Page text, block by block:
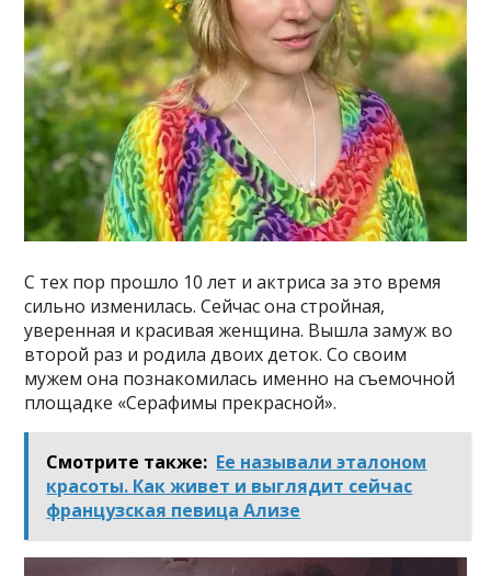
С тех пор прошло 10 лет и актриса за это время
сильно изменилась. Сейчас она стройная,
уверенная и красивая женщина. Вышла замуж во
второй раз и родила двоих деток. Со своим
мужем она познакомилась именно на съемочной
площадке «Серафимы прекрасной».
Смотрите также: Ее называли эталоном
красоты. Как живет и выглядит сейчас
французская певица Ализе